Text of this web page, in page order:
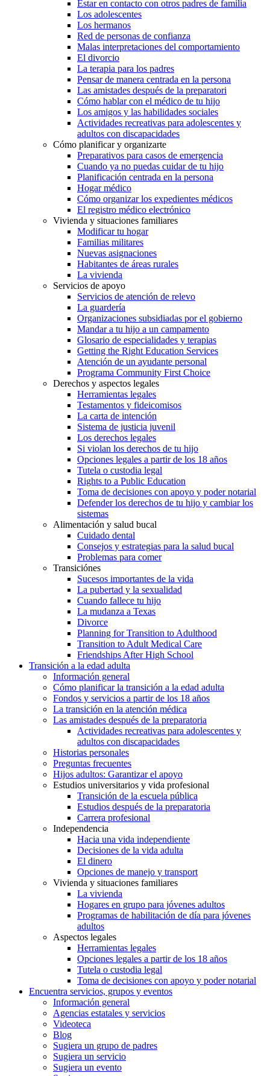
Estar en contacto con otros padres de familia
Los adolescentes
Los hermanos
Red de personas de confianza
Malas interpretaciones del comportamiento
El divorcio
La terapia para los padres
Pensar de manera centrada en la persona
Las amistades después de la preparatori
Cómo hablar con el médico de tu hijo
Los amigos y las habilidades sociales
Actividades recreativas para adolescentes y
adultos con discapacidades
Cómo planificar y organizarte
Preparativos para casos de emergencia
Cuando ya no puedas cuidar de tu hijo
Planificación centrada en la persona
Hogar médico
Cómo organizar los expedientes médicos
El registro médico electrónico
Vivienda y situaciones familiares
Modificar tu hogar
Familias militares
Nuevas asignaciones
Habitantes de áreas rurales
La vivienda
Servicios de apoyo
Servicios de atención de relevo
La guardería
Organizaciones subsidiadas por el gobierno
Mandar a tu hijo a un campamento
Glosario de especialidades y terapias
Getting the Right Education Services
Atención de un ayudante personal
Programa Community First Choice
Derechos y aspectos legales
Herramientas legales
Testamentos y fideicomisos
La carta de intención
Sistema de justicia juvenil
Los derechos legales
Si violan los derechos de tu hijo
Opciones legales a partir de los 18 años
Tutela o custodia legal
Rights to a Public Education
Toma de decisiones con apoyo y poder notarial
Defender los derechos de tu hijo y cambiar los
sistemas
Alimentación y salud bucal
Cuidado dental
Consejos y estrategias para la salud bucal
Problemas para comer
Transiciónes
Sucesos importantes de la vida
La pubertad y la sexualidad
Cuando fallece tu hijo
La mudanza a Texas
Divorce
Planning for Transition to Adulthood
Transition to Adult Medical Care
Friendships After High School
Transición a la edad adulta
Información general
Cómo planificar la transición a la edad adulta
Fondos y servicios a partir de los 18 años
La transición en la atención médica
Las amistades después de la preparatoria
Actividades recreativas para adolescentes y
adultos con discapacidades
Historias personales
Preguntas frecuentes
Hijos adultos: Garantizar el apoyo
Estudios universitarios y vida profesional
Transición de la escuela pública
Estudios después de la preparatoria
Carrera profesional
Independencia
Hacia una vida independiente
Decisiones de la vida adulta
El dinero
Opciones de manejo y transport
Vivienda y situaciones familiares
La vivienda
Hogares en grupo para jóvenes adultos
Programas de habilitación de día para jóvenes
adultos
Aspectos legales
Herramientas legales
Opciones legales a partir de los 18 años
Tutela o custodia legal
Toma de decisiones con apoyo y poder notarial
Encuentra servicios, grupos y eventos
Información general
Agencias estatales y servicios
Videoteca
Blog
Sugiera un grupo de padres
Sugiera un servicio
Sugiera un evento